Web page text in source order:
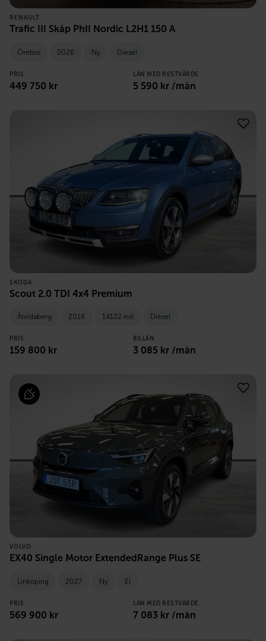
RENAULT
Trafic III Skåp PhII Nordic L2H1 150 A
Örebro 2026 Ny Diesel
PRIS
449 750 kr
LÅN MED RESTVÄRDE
5 590 kr /mån
SKODA
Scout 2.0 TDI 4x4 Premium
Åtvidaberg 2016 14122 mil Diesel
PRIS
159 800 kr
BILLÅN
3 085 kr /mån
VOLVO
EX40 Single Motor ExtendedRange Plus SE
Linköping 2027 Ny El
PRIS
569 900 kr
LÅN MED RESTVÄRDE
7 083 kr /mån